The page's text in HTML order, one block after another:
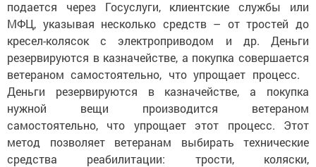
подается через Госуслуги, клиентские службы или
МФЦ, указывая несколько средств – от тростей до
кресел-колясок с электроприводом и др. Деньги
резервируются в казначействе, а покупка совершается
ветераном самостоятельно, что упрощает процесс.
Деньги резервируются в казначействе, а покупка
нужной вещи производится ветераном
самостоятельно, что упрощает этот процесс. Этот
метод позволяет ветеранам выбирать технические
средства реабилитации: трости, коляски,